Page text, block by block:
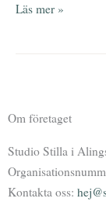
Läs mer »
Om företaget
Studio Stilla i
Kontakta oss: